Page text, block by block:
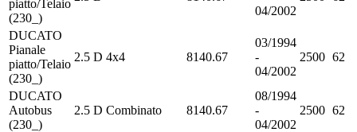
piatto/Telaio
(230_)
04/2002
DUCATO
Pianale
piatto/Telaio
(230_)
2.5 D 4x4 8140.67
03/1994
-
04/2002
2500 62
DUCATO
Autobus
(230_)
2.5 D Combinato 8140.67
08/1994
-
04/2002
2500 62